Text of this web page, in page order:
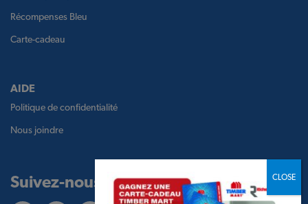
Récompenses Bleu
Carte-cadeau
AIDE
Politique de confidentialité
Nous joindre
Suivez-nous